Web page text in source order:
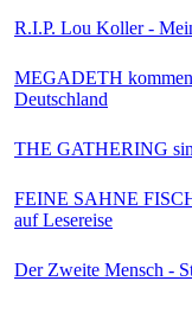
R.I.P. Lou Koller -
MEGADETH
Deutschland
THE GATHERING
FEINE SAHNE
auf Lesereise
Der Zweite Mensch -